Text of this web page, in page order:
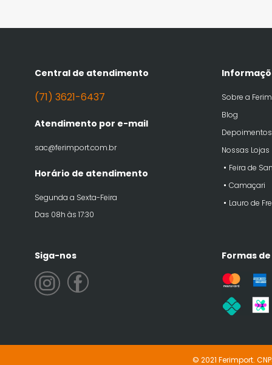
Central de atendimento
(71) 3621-6437
Atendimento por e-mail
sac@ferimport.com.br
Horário de atendimento
Segunda a Sexta-Feira
Das 08h às 17:30
Sobre a
Blog
Depoimentos
Nossas Lojas
Feira de
Camaçari
Lauro de
Siga-nos Formas
© 2021 Ferimport.